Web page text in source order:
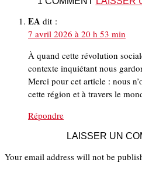
EA dit :
7 avril 2026 à 20 h 53 min
À quand cette révolution
contexte inquiétant nous
Merci pour cet article : nous
cette région et à travers le
Répondre
LAISSER UN
Your email address will not be